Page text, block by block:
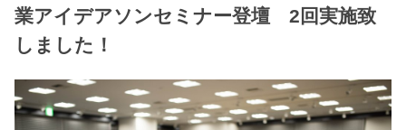
業アイデアソンセミナー登壇 2回実施致
しました！